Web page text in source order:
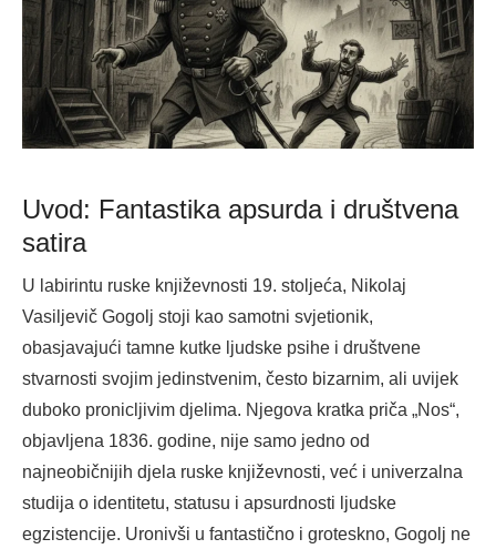
Uvod: Fantastika apsurda i društvena
satira
U labirintu ruske književnosti 19. stoljeća, Nikolaj
Vasiljevič Gogolj stoji kao samotni svjetionik,
obasjavajući tamne kutke ljudske psihe i društvene
stvarnosti svojim jedinstvenim, često bizarnim, ali uvijek
duboko pronicljivim djelima. Njegova kratka priča „Nos“,
objavljena 1836. godine, nije samo jedno od
najneobičnijih djela ruske književnosti, već i univerzalna
studija o identitetu, statusu i apsurdnosti ljudske
egzistencije. Uronivši u fantastično i groteskno, Gogolj ne